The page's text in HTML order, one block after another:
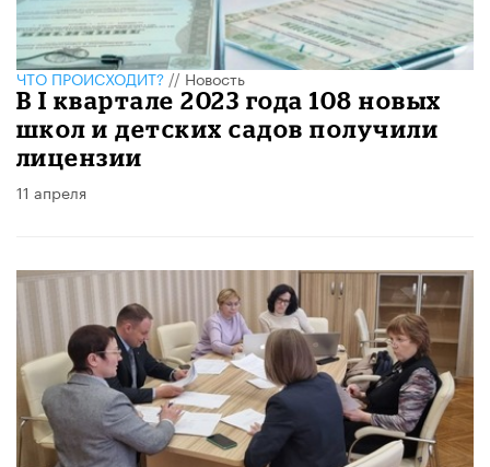
ЧТО ПРОИСХОДИТ?//Новость
В I квартале 2023 года 108 новых
школ и детских садов получили
лицензии
11 апреля